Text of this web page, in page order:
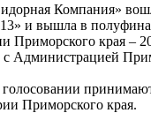
Компания»
и вышла в
Приморского края –
Администрацией
Приморского края.